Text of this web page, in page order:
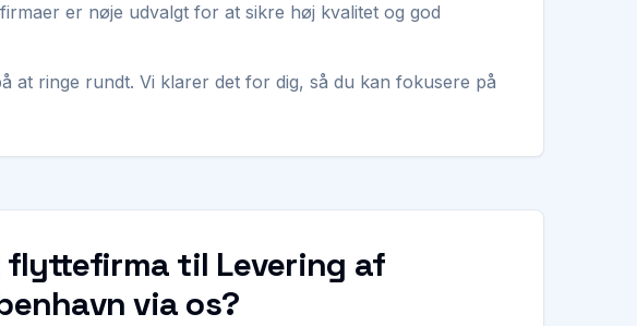
er nøje udvalgt for at sikre høj kvalitet og god
at ringe rundt. Vi klarer det for dig, så du kan fokusere på
til Levering af
via os?